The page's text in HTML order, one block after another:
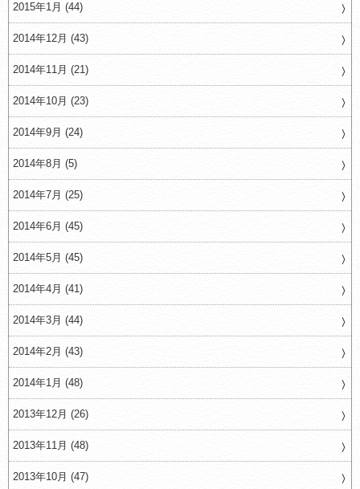
2015年1月 (44)
2014年12月 (43)
2014年11月 (21)
2014年10月 (23)
2014年9月 (24)
2014年8月 (5)
2014年7月 (25)
2014年6月 (45)
2014年5月 (45)
2014年4月 (41)
2014年3月 (44)
2014年2月 (43)
2014年1月 (48)
2013年12月 (26)
2013年11月 (48)
2013年10月 (47)